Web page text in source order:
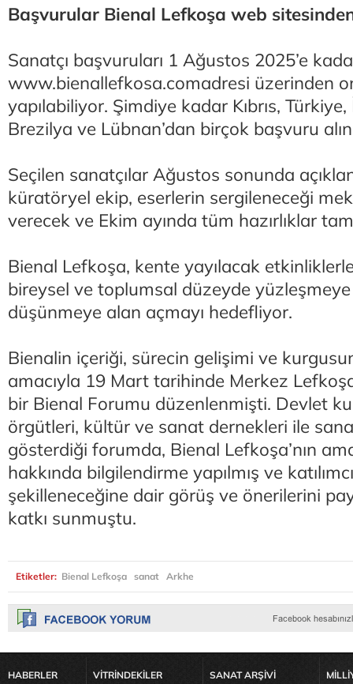
Başvurular Bienal Lefkoşa web
Sanatçı başvuruları 1 Ağustos 2025’e
www.bienallefkosa.comadresi üzerinden
yapılabiliyor. Şimdiye kadar Kıbrıs,
Brezilya ve Lübnan’dan birçok başvuru
Seçilen sanatçılar Ağustos sonunda
küratöryel ekip, eserlerin sergileneceği
verecek ve Ekim ayında tüm hazırlıklar
Bienal Lefkoşa, kente yayılacak etkinliklerle
bireysel ve toplumsal düzeyde
düşünmeye alan açmayı hedefliyor.
Bienalin içeriği, sürecin gelişimi ve
amacıyla 19 Mart tarihinde Merkez
bir Bienal Forumu düzenlenmişti. Devlet
örgütleri, kültür ve sanat dernekleri ile
gösterdiği forumda, Bienal Lefkoşa’nın
hakkında bilgilendirme yapılmış ve
şekilleneceğine dair görüş ve önerilerini
katkı sunmuştu.
Etiketler: Bienal Lefkoşa sanat Arkhe
HABERLER
VİTRİNDEKİLER
SANAT ARŞİVİ